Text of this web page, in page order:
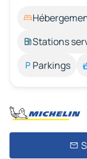
Stations
Parkings